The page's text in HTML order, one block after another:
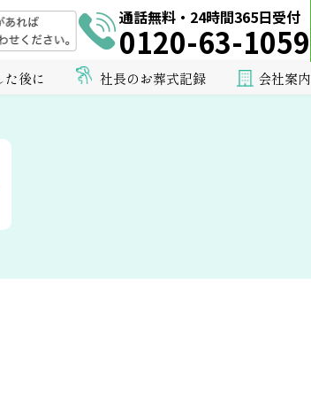
通話無料・24時間365日受付
0120-63-1059
た後に 社長のお葬式記録 会社案内